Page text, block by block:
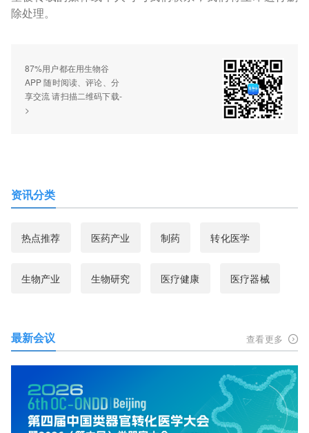
除处理。
87%用户都在用生物谷
APP 随时阅读、评论、分
享交流 请扫描二维码下载-
>
资讯分类
热点推荐 医药产业 制药 转化医学
生物产业 生物研究 医疗健康 医疗器械
最新会议 查看更多